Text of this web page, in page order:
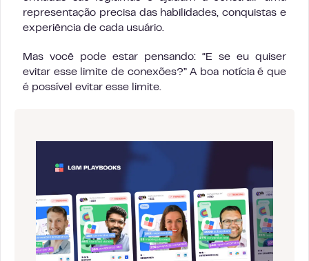
representação precisa das habilidades, conquistas e
experiência de cada usuário.
Mas você pode estar pensando: “E se eu quiser
evitar esse limite de conexões?” A boa notícia é que
é possível evitar esse limite.